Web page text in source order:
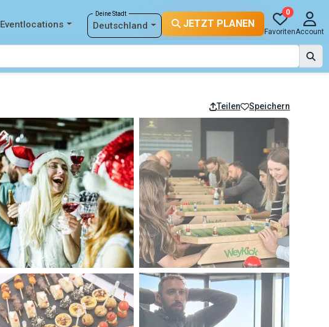
Eventlocations
Deine Stadt
Deutschland JETZT PLANEN
0
FavoritenAccount
Teilen Speichern